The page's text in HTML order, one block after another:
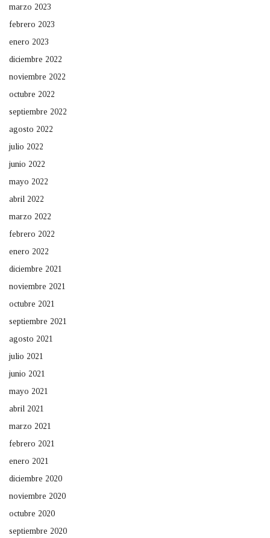
marzo 2023
febrero 2023
enero 2023
diciembre 2022
noviembre 2022
octubre 2022
septiembre 2022
agosto 2022
julio 2022
junio 2022
mayo 2022
abril 2022
marzo 2022
febrero 2022
enero 2022
diciembre 2021
noviembre 2021
octubre 2021
septiembre 2021
agosto 2021
julio 2021
junio 2021
mayo 2021
abril 2021
marzo 2021
febrero 2021
enero 2021
diciembre 2020
noviembre 2020
octubre 2020
septiembre 2020